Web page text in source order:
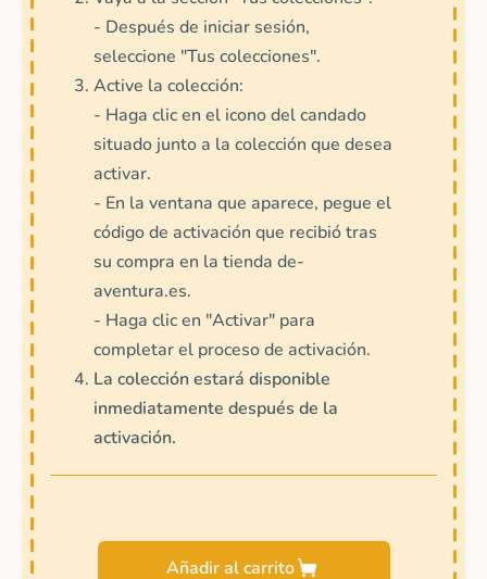
- Después de iniciar sesión,
seleccione "Tus colecciones".
Active la colección:
- Haga clic en el icono del candado
situado junto a la colección que desea
activar.
- En la ventana que aparece, pegue el
código de activación que recibió tras
su compra en la tienda de-
aventura.es.
- Haga clic en "Activar" para
completar el proceso de activación.
La colección estará disponible
inmediatamente después de la
activación.
Añadir al carrito